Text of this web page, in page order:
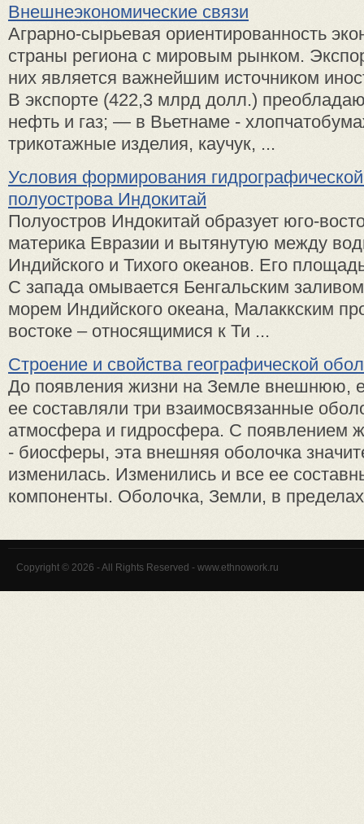
Внешнеэкономические связи
Аграрно-сырьевая ориентированность
страны региона с мировым рынком.
них является важнейшим источником
В экспорте (422,3 млрд долл.)
нефть и газ; — в Вьетнаме -
трикотажные изделия, каучук, ...
Условия формирования
полуострова Индокитай
Полуостров Индокитай образует юго-
материка Евразии и вытянутую между
Индийского и Тихого океанов. Его
С запада омывается Бенгальским
морем Индийского океана, Малаккским
востоке – относящимися к Ти ...
Строение и свойства географической
До появления жизни на Земле внешнюю,
ее составляли три взаимосвязанные
атмосфера и гидросфера. С появлением
- биосферы, эта внешняя оболочка
изменилась. Изменились и все ее
компоненты. Оболочка, Земли, в
Copyright © 2026 - All Rights Reserved - www.ethnowork.ru